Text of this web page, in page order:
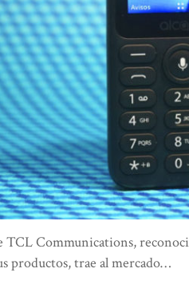
TCL Communications,
productos, trae al mercado…